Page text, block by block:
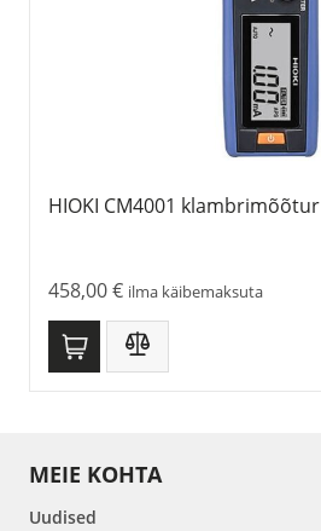
HIOKI CM4001 klambrimõõtur
458,00€ ilma käibemaksuta
MEIE KOHTA
Uudised